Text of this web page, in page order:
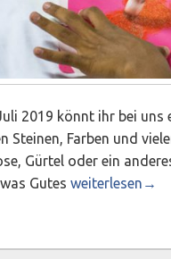
2019 könnt ihr bei
Steinen, Farben und
Gürtel oder ein
Gutes weiterlesen →